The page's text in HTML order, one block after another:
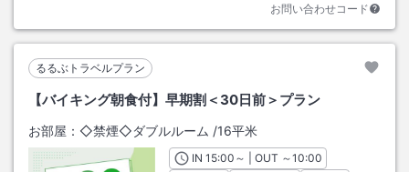
お問い合わせコード
るるぶトラベルプラン
【バイキング朝食付】早期割＜30日前＞プラン
お部屋： ◇禁煙◇ダブルルーム /16平米
INチェックイン
15:00 ～ | OUT チェックアウト
～10:00